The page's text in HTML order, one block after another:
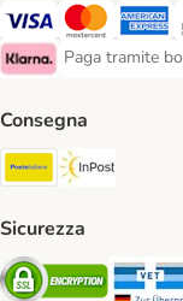
Paga con Visa. Payment
Paga conPaga
Klarna Payment Method
Paga tramite
Paga tramite
Consegna
Poste Italiane.
Sicurezza
Security